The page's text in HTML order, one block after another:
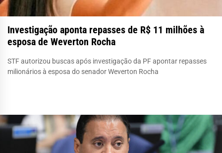
Investigação aponta repasses de R$ 11 milhões à
esposa de Weverton Rocha
STF autorizou buscas após investigação da PF apontar repasses
milionários à esposa do senador Weverton Rocha